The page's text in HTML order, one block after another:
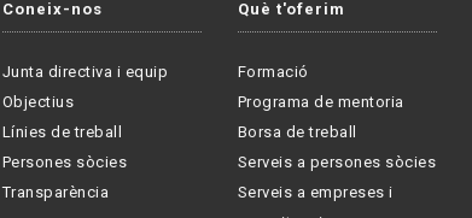
Coneix-nos
Junta directiva i equip
Objectius
Línies de treball
Persones sòcies
Transparència
Què t'oferim
Formació
Programa de mentoria
Borsa de treball
Serveis a persones sòcies
Serveis a empreses i